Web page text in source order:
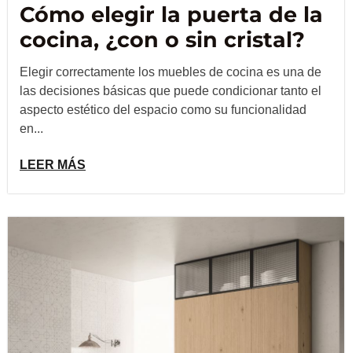
Cómo elegir la puerta de la
cocina, ¿con o sin cristal?
Elegir correctamente los muebles de cocina es una de
las decisiones básicas que puede condicionar tanto el
aspecto estético del espacio como su funcionalidad
en...
LEER MÁS